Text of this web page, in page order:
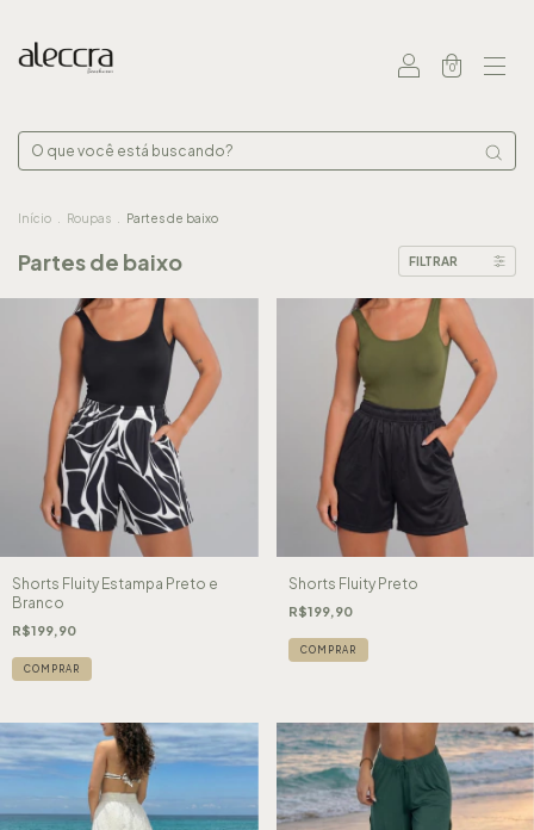
0
Início Roupas Partes de baixo
Partes de baixo FILTRAR
Shorts Fluity Estampa Preto e
Branco
R$199,90
COMPRAR
Shorts Fluity Preto
R$199,90
COMPRAR